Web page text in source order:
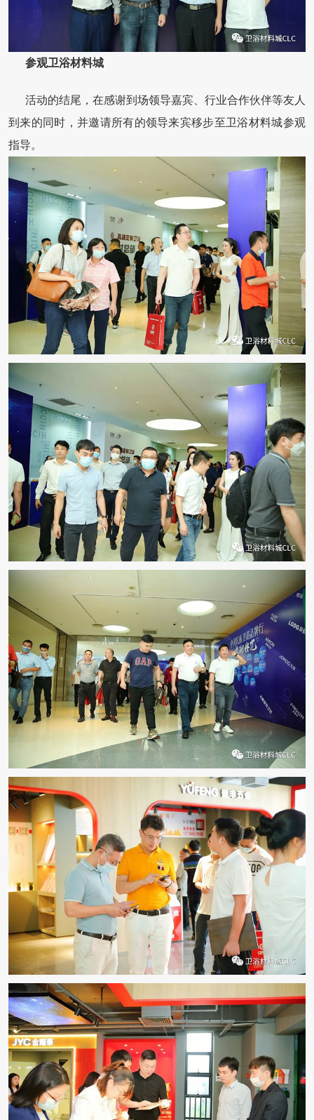
参观卫浴材料城
活动的结尾，在感谢到场领导嘉宾、行业合作伙伴等友人
到来的同时，并邀请所有的领导来宾移步至卫浴材料城参观
指导。